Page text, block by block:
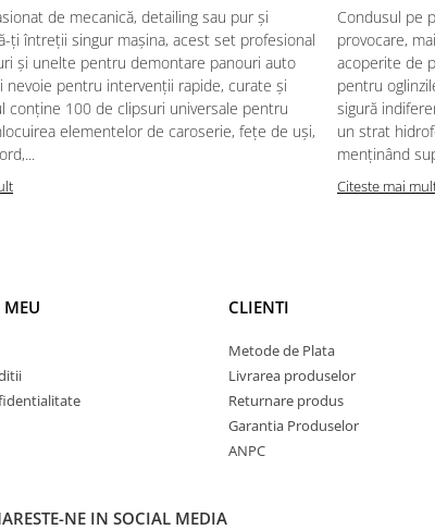
de mecanică, detailing sau pur și
ți întreții singur mașina, acest set profesional
și unelte pentru demontare panouri auto
nevoie pentru intervenții rapide, curate și
conține 100 de clipsuri universale pentru
elementelor de caroserie, fețe de uși,
Condusul pe
provocare,
acoperite de
pentru
sigură
un strat
menținând
Citeste mai
CLIENTI
Metode de Plata
Livrarea produselor
Returnare produs
Garantia Produselor
ANPC
NE IN SOCIAL MEDIA